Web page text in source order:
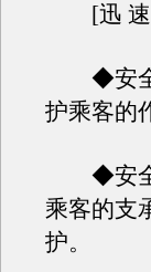
[迅
◆安全
护乘客的
◆安全
乘客的支
护。